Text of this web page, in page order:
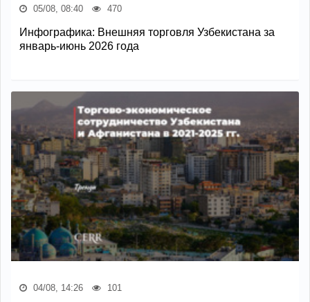
05/08, 08:40 470
Инфографика: Внешняя торговля Узбекистана за
январь-июнь 2026 года
04/08, 14:26 101